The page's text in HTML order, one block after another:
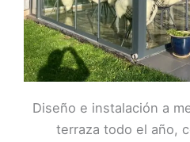
Diseño e instalación a
terraza todo el año,